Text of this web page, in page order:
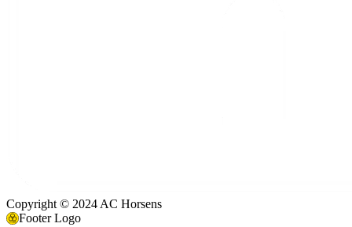
Copyright © 2024 AC Horsens
Footer Logo